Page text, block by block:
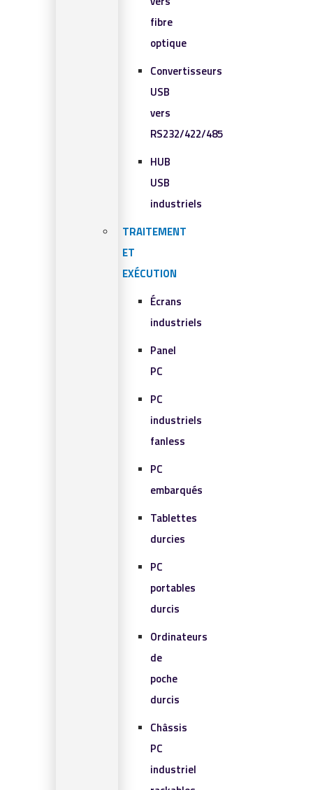
fibre
optique
Convertisseurs
USB
vers
RS232/422/485
HUB
USB
industriels
TRAITEMENT
ET
EXÉCUTION
Écrans
industriels
Panel
PC
PC
industriels
fanless
PC
embarqués
Tablettes
durcies
PC
portables
durcis
Ordinateurs
de
poche
durcis
Châssis
PC
industriel